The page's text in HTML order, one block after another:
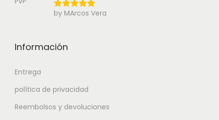
by MArcos Vera
Información
Entrega
política de privacidad
Reembolsos y devoluciones